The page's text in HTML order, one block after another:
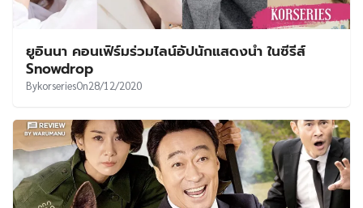
ยูอินนา คอนเฟิร์มร่วมไลน์อัปนักแสดงนำ ในซีรีส์
Snowdrop
BykorseriesOn28/12/2020